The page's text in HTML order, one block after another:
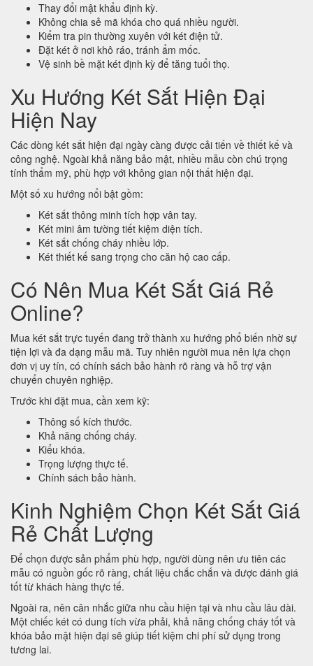
Thay đổi mật khẩu định kỳ.
Không chia sẻ mã khóa cho quá nhiều người.
Kiểm tra pin thường xuyên với két điện tử.
Đặt két ở nơi khô ráo, tránh ẩm mốc.
Vệ sinh bề mặt két định kỳ để tăng tuổi thọ.
Xu Hướng Két Sắt Hiện Đại
Hiện Nay
Các dòng két sắt hiện đại ngày càng được cải tiến về thiết kế và
công nghệ. Ngoài khả năng bảo mật, nhiều mẫu còn chú trọng
tính thẩm mỹ, phù hợp với không gian nội thất hiện đại.
Một số xu hướng nổi bật gồm:
Két sắt thông minh tích hợp vân tay.
Két mini âm tường tiết kiệm diện tích.
Két sắt chống cháy nhiều lớp.
Két thiết kế sang trọng cho căn hộ cao cấp.
Có Nên Mua Két Sắt Giá Rẻ
Online?
Mua két sắt trực tuyến đang trở thành xu hướng phổ biến nhờ sự
tiện lợi và đa dạng mẫu mã. Tuy nhiên người mua nên lựa chọn
đơn vị uy tín, có chính sách bảo hành rõ ràng và hỗ trợ vận
chuyển chuyên nghiệp.
Trước khi đặt mua, cần xem kỹ:
Thông số kích thước.
Khả năng chống cháy.
Kiểu khóa.
Trọng lượng thực tế.
Chính sách bảo hành.
Kinh Nghiệm Chọn Két Sắt Giá
Rẻ Chất Lượng
Để chọn được sản phẩm phù hợp, người dùng nên ưu tiên các
mẫu có nguồn gốc rõ ràng, chất liệu chắc chắn và được đánh giá
tốt từ khách hàng thực tế.
Ngoài ra, nên cân nhắc giữa nhu cầu hiện tại và nhu cầu lâu dài.
Một chiếc két có dung tích vừa phải, khả năng chống cháy tốt và
khóa bảo mật hiện đại sẽ giúp tiết kiệm chi phí sử dụng trong
tương lai.